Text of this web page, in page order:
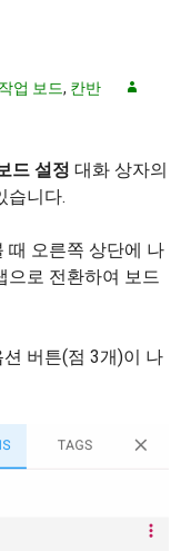
작업 보드, 칸반
드 설정 대화 상자의
습니다.
때 오른쪽 상단에 나
으로 전환하여 보드
버튼(점 3개)이 나